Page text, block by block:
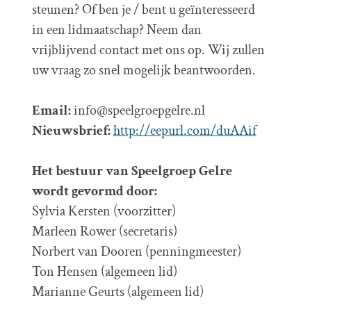
steunen? Of ben je / bent u geïnteresseerd
in een lidmaatschap? Neem dan
vrijblijvend contact met ons op. Wij zullen
uw vraag zo snel mogelijk beantwoorden.
Email:info@speelgroepgelre.nl
Nieuwsbrief:http://eepurl.com/duAAif
Het bestuur van Speelgroep Gelre
wordt gevormd door:
Sylvia Kersten (voorzitter)
Marleen Rower (secretaris)
Norbert van Dooren (penningmeester)
Ton Hensen (algemeen lid)
Marianne Geurts (algemeen lid)